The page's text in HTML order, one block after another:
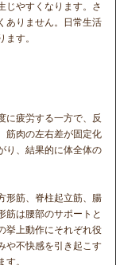
じやすくなります。さ
ありません。日常生活
す。
に疲労する一方で、反
筋肉の左右差が固定化
り、結果的に体全体の
形筋、脊柱起立筋、腸
筋は腰部のサポートと
挙上動作にそれぞれ役
や不快感を引き起こす
。